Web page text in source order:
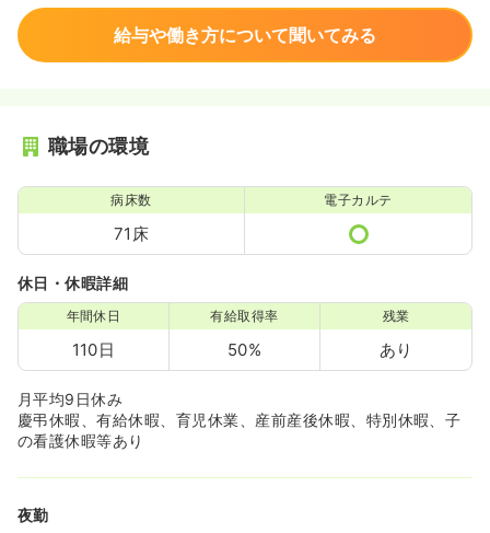
給与や働き方について聞いてみる
職場の環境
病床数
71床
電子カルテ
休日・休暇詳細
年間休日
110日
有給取得率
50%
残業
あり
月平均9日休み
慶弔休暇、有給休暇、育児休業、産前産後休暇、特別休暇、子
の看護休暇等あり
夜勤